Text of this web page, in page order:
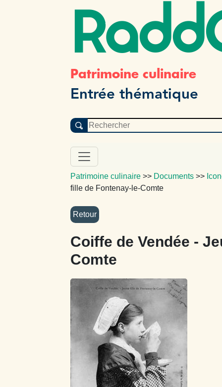
Patrimoine culinaire
Entrée thématique
Patrimoine culinaire >> Documents >>
fille de Fontenay-le-Comte
Coiffe de Vendée -
Comte